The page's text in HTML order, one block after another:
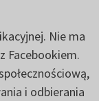
Nie ma
Facebookiem.
i odbierania